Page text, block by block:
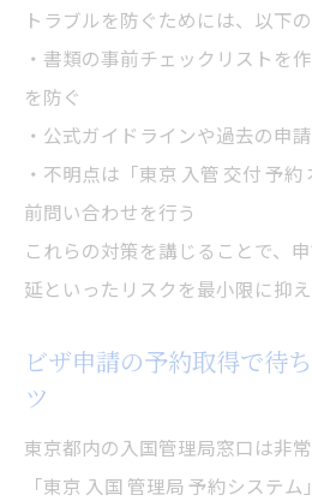
トラブルを防ぐためには、以下
・書類の事前チェックリストを
を防ぐ
・公式ガイドラインや過去の申
・不明点は「東京 入管 交付 予
前問い合わせを行う
これらの対策を講じることで、
延といったリスクを最小限に抑え
ビザ申請の予約取得で待
ツ
東京都内の入国管理局窓口は非
「東京 入国 管理局 予約システ